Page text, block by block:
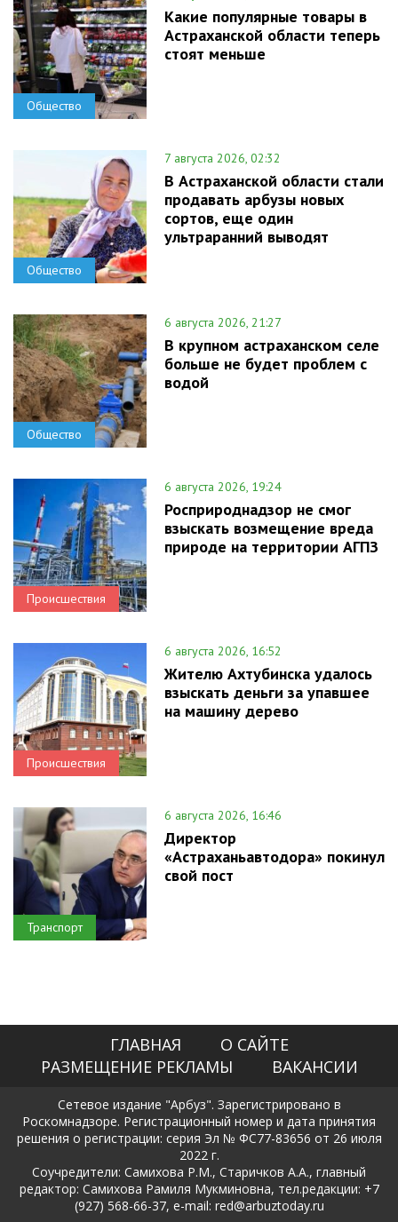
Общество
Какие популярные товары в
Астраханской области теперь
стоят меньше
Общество
7 августа 2026, 02:32
В Астраханской области стали
продавать арбузы новых
сортов, еще один
ультраранний выводят
Общество
6 августа 2026, 21:27
В крупном астраханском селе
больше не будет проблем с
водой
Происшествия
6 августа 2026, 19:24
Росприроднадзор не смог
взыскать возмещение вреда
природе на территории АГПЗ
Происшествия
6 августа 2026, 16:52
Жителю Ахтубинска удалось
взыскать деньги за упавшее
на машину дерево
Транспорт
6 августа 2026, 16:46
Директор
«Астраханьавтодора» покинул
свой пост
ГЛАВНАЯ
О САЙТЕ
РАЗМЕЩЕНИЕ РЕКЛАМЫ
ВАКАНСИИ
Сетевое издание "Арбуз". Зарегистрировано в
Роскомнадзоре. Регистрационный номер и дата принятия
решения о регистрации: серия Эл № ФС77-83656 от 26 июля
2022 г.
Соучредители: Самихова Р.М., Старичков А.А., главный
редактор: Самихова Рамиля Мукминовна, тел.редакции: +7
(927) 568-66-37, e-mail: red@arbuztoday.ru